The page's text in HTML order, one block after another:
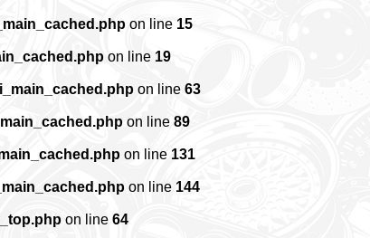
on line 15
on line 19
on line 63
on line 89
on line 131
on line 144
on line 64